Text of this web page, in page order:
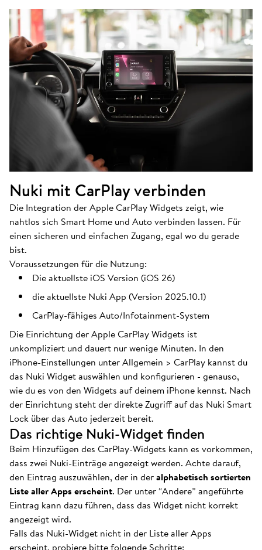
Nuki mit CarPlay verbinden
Die Integration der Apple CarPlay Widgets zeigt, wie
nahtlos sich Smart Home und Auto verbinden lassen. Für
einen sicheren und einfachen Zugang, egal wo du gerade
bist.
Voraussetzungen für die Nutzung:
Die aktuellste iOS Version (iOS 26)
die aktuellste Nuki App (Version 2025.10.1)
CarPlay-fähiges Auto/Infotainment-System
Die Einrichtung der Apple CarPlay Widgets ist
unkompliziert und dauert nur wenige Minuten. In den
iPhone-Einstellungen unter Allgemein > CarPlay kannst du
das Nuki Widget auswählen und konfigurieren - genauso,
wie du es von den Widgets auf deinem iPhone kennst. Nach
der Einrichtung steht der direkte Zugriff auf das Nuki Smart
Lock über das Auto jederzeit bereit.
Das richtige Nuki-Widget finden
Beim Hinzufügen des CarPlay-Widgets kann es vorkommen,
dass zwei Nuki-Einträge angezeigt werden. Achte darauf,
den Eintrag auszuwählen, der in deralphabetisch sortierten
Liste aller Apps erscheint. Der unter “Andere” angeführte
Eintrag kann dazu führen, dass das Widget nicht korrekt
angezeigt wird.
Falls das Nuki-Widget nicht in der Liste aller Apps
erscheint, probiere bitte folgende Schritte: